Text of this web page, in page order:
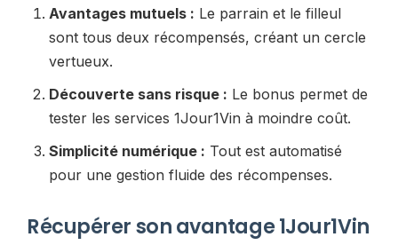
Avantages mutuels : Le parrain et le filleul
sont tous deux récompensés, créant un cercle
vertueux.
Découverte sans risque : Le bonus permet de
tester les services 1Jour1Vin à moindre coût.
Simplicité numérique : Tout est automatisé
pour une gestion fluide des récompenses.
Récupérer son avantage 1Jour1Vin